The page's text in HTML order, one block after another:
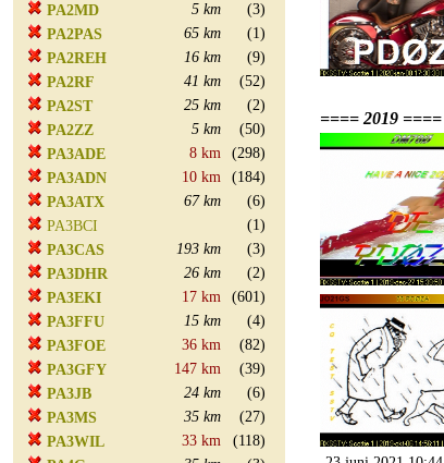
PA2MD
5 km
(3)
PA2PAS
65 km
(1)
PA2REH
16 km
(9)
PA2RF
41 km
(52)
PA2ST
25 km
(2)
PA2ZZ
5 km
(50)
PA3ADE
8 km
(298)
PA3ADN
10 km
(184)
PA3ATX
67 km
(6)
PA3BCI
(1)
PA3CAS
193 km
(3)
PA3DHR
26 km
(2)
PA3EKI
17 km
(601)
PA3FFU
15 km
(4)
PA3FOE
36 km
(82)
PA3GFY
147 km
(39)
PA3JB
24 km
(6)
PA3MS
35 km
(27)
PA3WIL
33 km
(118)
==== 2019 ====